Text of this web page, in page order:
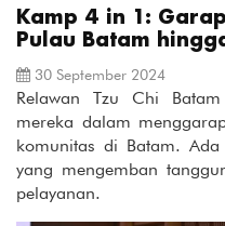
Kamp 4 in 1:
Pulau Batam
30 September 2024
Relawan Tzu Chi
mereka dalam
komunitas di Batam.
yang mengemban
pelayanan.